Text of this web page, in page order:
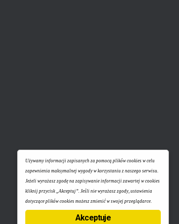
Używamy informacji zapisanych za pomocą plików cookies w celu
zapewnienia maksymalnej wygody w korzystaniu z naszego serwisu.
Jeżeli wyrażasz zgodę na zapisywanie informacji zawartej w cookies
kliknij przycisk „Akceptuj”. Jeśli nie wyrażasz zgody, ustawienia
dotyczące plików cookies możesz zmienić w swojej przeglądarce.
Akceptuje